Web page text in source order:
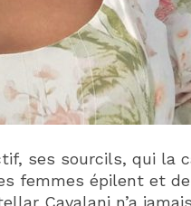
ses sourcils, qui la
femmes épilent et
Cavalani n’a